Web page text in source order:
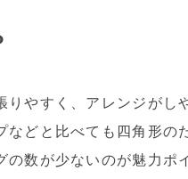
やすく、アレンジがし
どと比べても四角形の
数が少ないのが魅力ポ